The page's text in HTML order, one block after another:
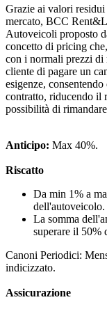
Grazie ai valori
mercato, BCC
Autoveicoli proposto
concetto di pricing
con i normali prezzi di
cliente di pagare un
esigenze,
contratto, riducendo il
possibilità di
Anticipo: Max 40%.
Riscatto
Da min 1% a
dell'autoveicolo.
La somma
superare il 50%
Canoni Periodici:
indicizzato.
Assicurazione